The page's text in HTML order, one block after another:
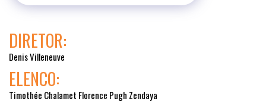
DIRETOR:
Denis Villeneuve
ELENCO:
Timothée Chalamet Florence Pugh Zendaya